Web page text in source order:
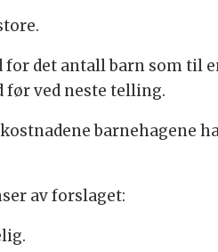
det antall barn som til
før ved neste telling.
barnehagene
av forslaget: